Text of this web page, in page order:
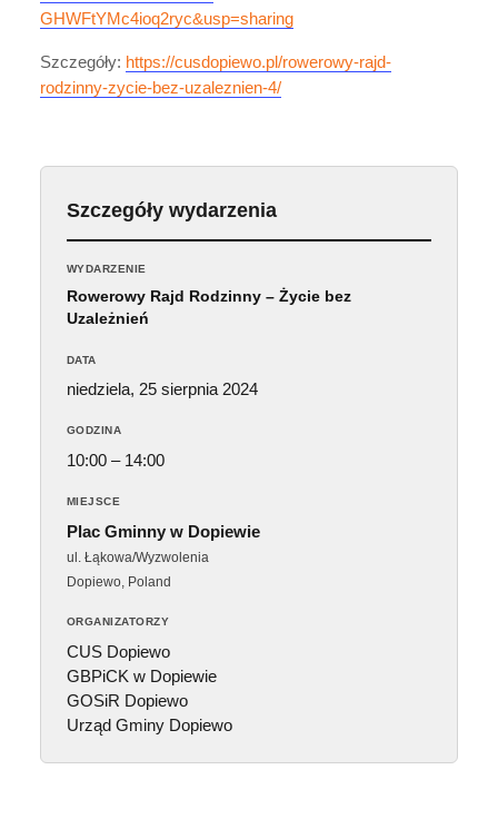
GHWFtYMc4ioq2ryc&usp=sharing
Szczegóły: https://cusdopiewo.pl/rowerowy-rajd-
rodzinny-zycie-bez-uzaleznien-4/
Szczegóły wydarzenia
WYDARZENIE
Rowerowy Rajd Rodzinny – Życie bez
Uzależnień
DATA
niedziela, 25 sierpnia 2024
GODZINA
10:00 – 14:00
MIEJSCE
Plac Gminny w Dopiewie
ul. Łąkowa/Wyzwolenia
Dopiewo, Poland
ORGANIZATORZY
CUS Dopiewo
GBPiCK w Dopiewie
GOSiR Dopiewo
Urząd Gminy Dopiewo